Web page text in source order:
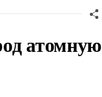
атомную